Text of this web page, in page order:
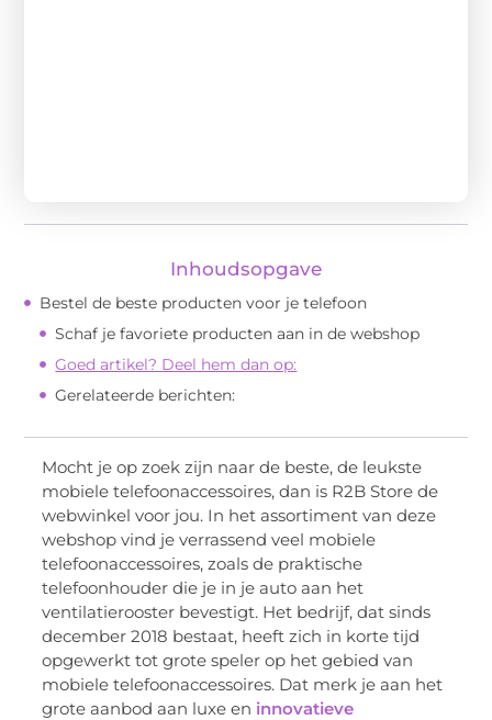
Inhoudsopgave
Bestel de beste producten voor je telefoon
Schaf je favoriete producten aan in de webshop
Goed artikel? Deel hem dan op:
Gerelateerde berichten:
Mocht je op zoek zijn naar de beste, de leukste
mobiele telefoonaccessoires, dan is R2B Store de
webwinkel voor jou. In het assortiment van deze
webshop vind je verrassend veel mobiele
telefoonaccessoires, zoals de praktische
telefoonhouder die je in je auto aan het
ventilatierooster bevestigt. Het bedrijf, dat sinds
december 2018 bestaat, heeft zich in korte tijd
opgewerkt tot grote speler op het gebied van
mobiele telefoonaccessoires. Dat merk je aan het
grote aanbod aan luxe en innovatieve